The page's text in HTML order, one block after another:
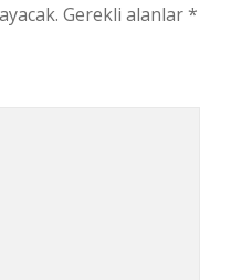
Gerekli alanlar*